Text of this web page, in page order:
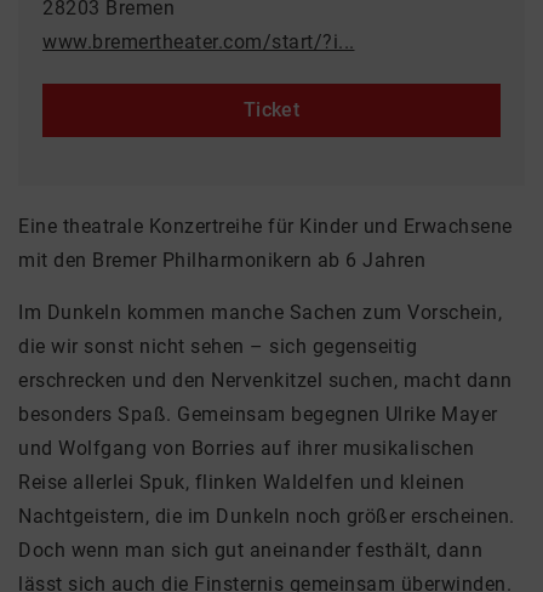
28203 Bremen
www.bremertheater.com/start/?i...
Ticket
Eine theatrale Konzertreihe für Kinder und Erwachsene
mit den Bremer Philharmonikern ab 6 Jahren
Im Dunkeln kommen manche Sachen zum Vorschein,
die wir sonst nicht sehen – sich gegenseitig
erschrecken und den Nervenkitzel suchen, macht dann
besonders Spaß. Gemeinsam begegnen Ulrike Mayer
und Wolfgang von Borries auf ihrer musikalischen
Reise allerlei Spuk, flinken Waldelfen und kleinen
Nachtgeistern, die im Dunkeln noch größer erscheinen.
Doch wenn man sich gut aneinander festhält, dann
lässt sich auch die Finsternis gemeinsam überwinden.